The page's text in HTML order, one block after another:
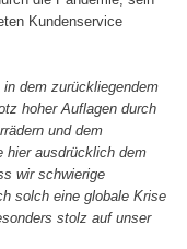
Kundenservice
in dem zurückliegendem
hoher Auflagen durch
und dem
hier ausdrücklich dem
wir schwierige
solch eine globale Krise
stolz auf unser